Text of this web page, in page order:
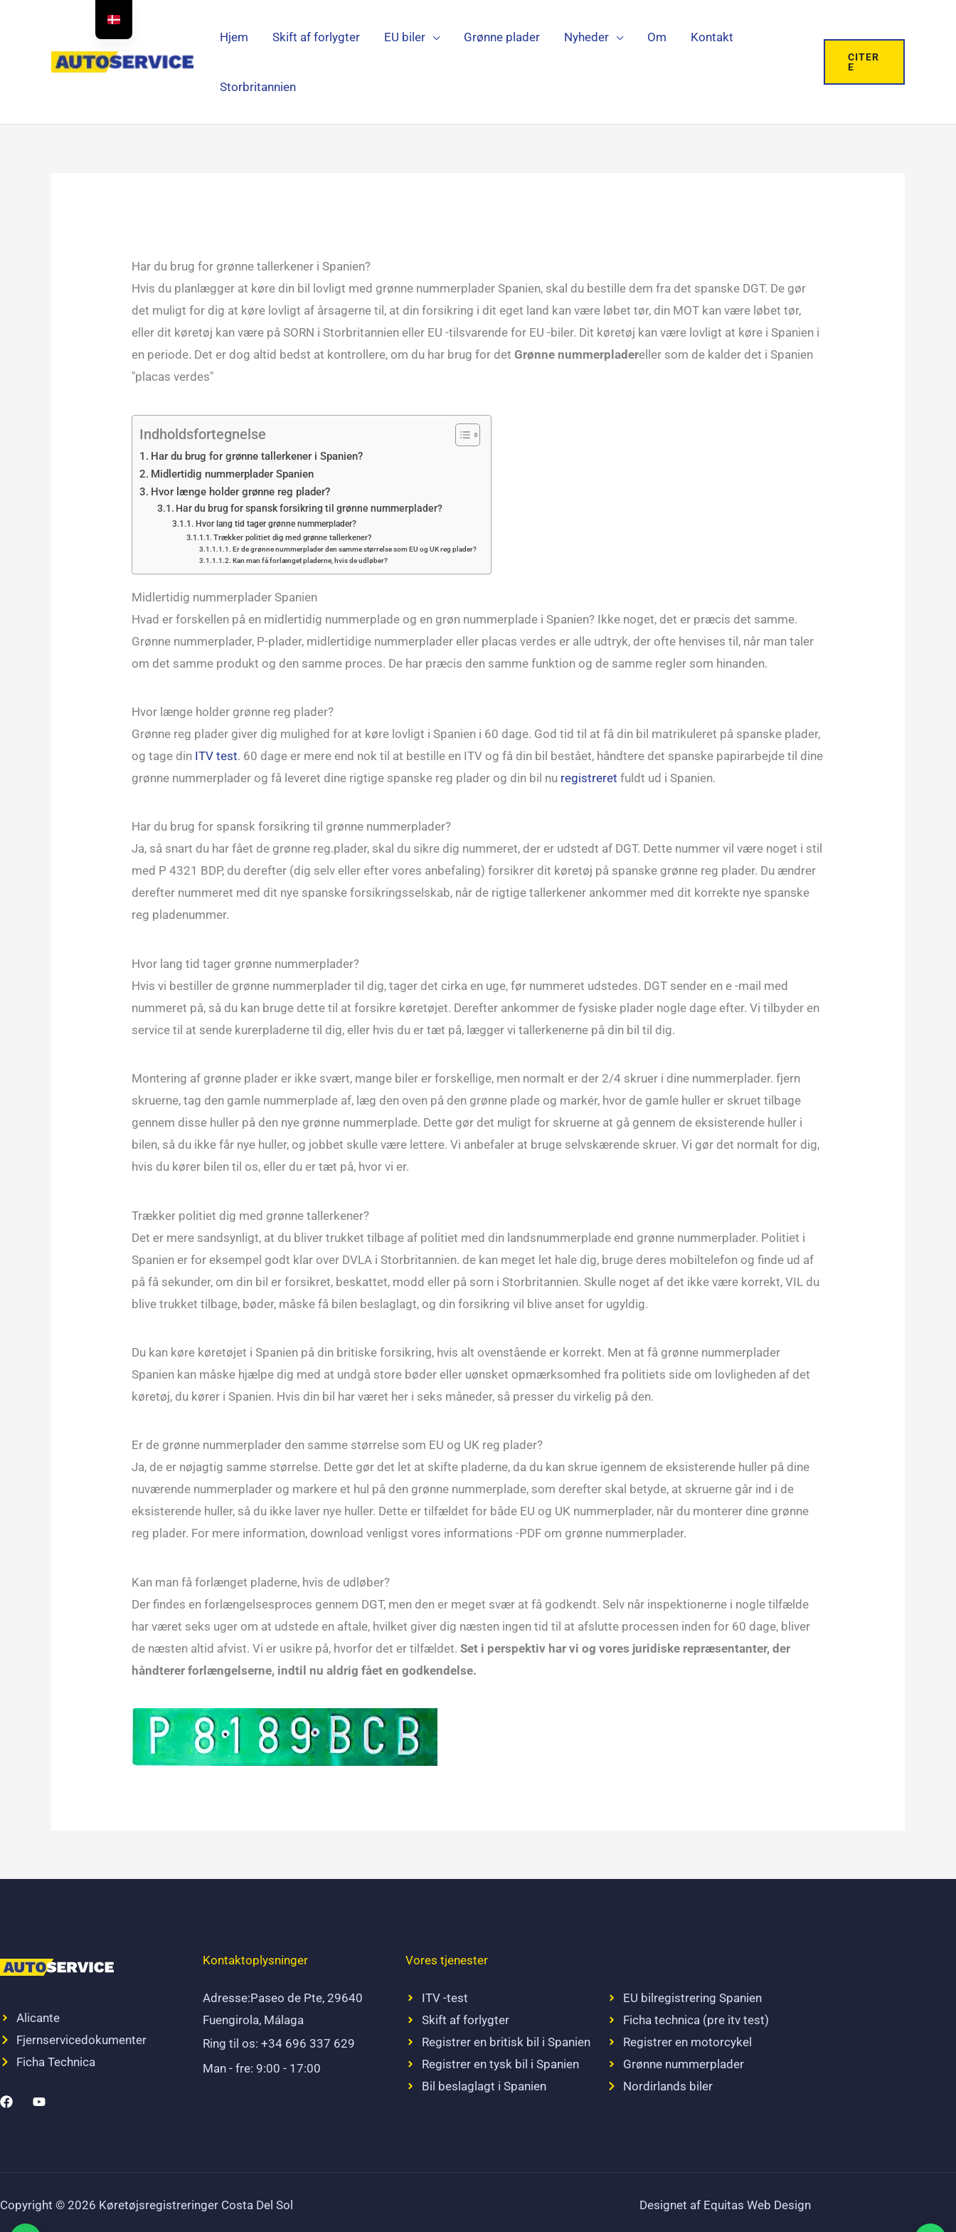
Hjem Skift af forlygter EU biler Grønne plader Nyheder Om Kontakt
Storbritannien
CITER
E
Har du brug for grønne tallerkener i Spanien?
Hvis du planlægger at køre din bil lovligt med grønne nummerplader Spanien, skal du bestille dem fra det spanske DGT. De gør
det muligt for dig at køre lovligt af årsagerne til, at din forsikring i dit eget land kan være løbet tør, din MOT kan være løbet tør,
eller dit køretøj kan være på SORN i Storbritannien eller EU -tilsvarende for EU -biler. Dit køretøj kan være lovligt at køre i Spanien i
en periode. Det er dog altid bedst at kontrollere, om du har brug for detGrønne nummerpladereller som de kalder det i Spanien
"placas verdes"
Indholdsfortegnelse
Har du brug for grønne tallerkener i Spanien?
Midlertidig nummerplader Spanien
Hvor længe holder grønne reg plader?
Har du brug for spansk forsikring til grønne nummerplader?
Hvor lang tid tager grønne nummerplader?
Trækker politiet dig med grønne tallerkener?
Er de grønne nummerplader den samme størrelse som EU og UK reg plader?
Kan man få forlænget pladerne, hvis de udløber?
Midlertidig nummerplader Spanien
Hvad er forskellen på en midlertidig nummerplade og en grøn nummerplade i Spanien? Ikke noget, det er præcis det samme.
Grønne nummerplader, P-plader, midlertidige nummerplader eller placas verdes er alle udtryk, der ofte henvises til, når man taler
om det samme produkt og den samme proces. De har præcis den samme funktion og de samme regler som hinanden.
Hvor længe holder grønne reg plader?
Grønne reg plader giver dig mulighed for at køre lovligt i Spanien i 60 dage. God tid til at få din bil matrikuleret på spanske plader,
og tage din ITV test. 60 dage er mere end nok til at bestille en ITV og få din bil bestået, håndtere det spanske papirarbejde til dine
grønne nummerplader og få leveret dine rigtige spanske reg plader og din bil nu registreret fuldt ud i Spanien.
Har du brug for spansk forsikring til grønne nummerplader?
Ja, så snart du har fået de grønne reg.plader, skal du sikre dig nummeret, der er udstedt af DGT. Dette nummer vil være noget i stil
med P 4321 BDP, du derefter (dig selv eller efter vores anbefaling) forsikrer dit køretøj på spanske grønne reg plader. Du ændrer
derefter nummeret med dit nye spanske forsikringsselskab, når de rigtige tallerkener ankommer med dit korrekte nye spanske
reg pladenummer.
Hvor lang tid tager grønne nummerplader?
Hvis vi bestiller de grønne nummerplader til dig, tager det cirka en uge, før nummeret udstedes. DGT sender en e -mail med
nummeret på, så du kan bruge dette til at forsikre køretøjet. Derefter ankommer de fysiske plader nogle dage efter. Vi tilbyder en
service til at sende kurerpladerne til dig, eller hvis du er tæt på, lægger vi tallerkenerne på din bil til dig.
Montering af grønne plader er ikke svært, mange biler er forskellige, men normalt er der 2/4 skruer i dine nummerplader. fjern
skruerne, tag den gamle nummerplade af, læg den oven på den grønne plade og markér, hvor de gamle huller er skruet tilbage
gennem disse huller på den nye grønne nummerplade. Dette gør det muligt for skruerne at gå gennem de eksisterende huller i
bilen, så du ikke får nye huller, og jobbet skulle være lettere. Vi anbefaler at bruge selvskærende skruer. Vi gør det normalt for dig,
hvis du kører bilen til os, eller du er tæt på, hvor vi er.
Trækker politiet dig med grønne tallerkener?
Det er mere sandsynligt, at du bliver trukket tilbage af politiet med din landsnummerplade end grønne nummerplader. Politiet i
Spanien er for eksempel godt klar over DVLA i Storbritannien. de kan meget let hale dig, bruge deres mobiltelefon og finde ud af
på få sekunder, om din bil er forsikret, beskattet, modd eller på sorn i Storbritannien. Skulle noget af det ikke være korrekt, VIL du
blive trukket tilbage, bøder, måske få bilen beslaglagt, og din forsikring vil blive anset for ugyldig.
Du kan køre køretøjet i Spanien på din britiske forsikring, hvis alt ovenstående er korrekt. Men at få grønne nummerplader
Spanien kan måske hjælpe dig med at undgå store bøder eller uønsket opmærksomhed fra politiets side om lovligheden af det
køretøj, du kører i Spanien. Hvis din bil har været her i seks måneder, så presser du virkelig på den.
Er de grønne nummerplader den samme størrelse som EU og UK reg plader?
Ja, de er nøjagtig samme størrelse. Dette gør det let at skifte pladerne, da du kan skrue igennem de eksisterende huller på dine
nuværende nummerplader og markere et hul på den grønne nummerplade, som derefter skal betyde, at skruerne går ind i de
eksisterende huller, så du ikke laver nye huller. Dette er tilfældet for både EU og UK nummerplader, når du monterer dine grønne
reg plader. For mere information, download venligst vores informations -PDF om grønne nummerplader.
Kan man få forlænget pladerne, hvis de udløber?
Der findes en forlængelsesproces gennem DGT, men den er meget svær at få godkendt. Selv når inspektionerne i nogle tilfælde
har været seks uger om at udstede en aftale, hvilket giver dig næsten ingen tid til at afslutte processen inden for 60 dage, bliver
de næsten altid afvist. Vi er usikre på, hvorfor det er tilfældet.Set i perspektiv har vi og vores juridiske repræsentanter, der
håndterer forlængelserne, indtil nu aldrig fået en godkendelse.
Alicante
Fjernservicedokumenter
Ficha Technica
F
a
Y
Kontaktoplysninger
Adresse:Paseo de Pte, 29640
Fuengirola, Málaga
Ring til os: +34 696 337 629
Man - fre: 9:00 - 17:00
Vores tjenester
ITV -test
Skift af forlygter
Registrer en britisk bil i Spanien
Registrer en tysk bil i Spanien
Bil beslaglagt i Spanien
EU bilregistrering Spanien
Ficha technica (pre itv test)
Registrer en motorcykel
Grønne nummerplader
Nordirlands biler
Copyright © 2026 Køretøjsregistreringer Costa Del Sol Designet af Equitas Web Design